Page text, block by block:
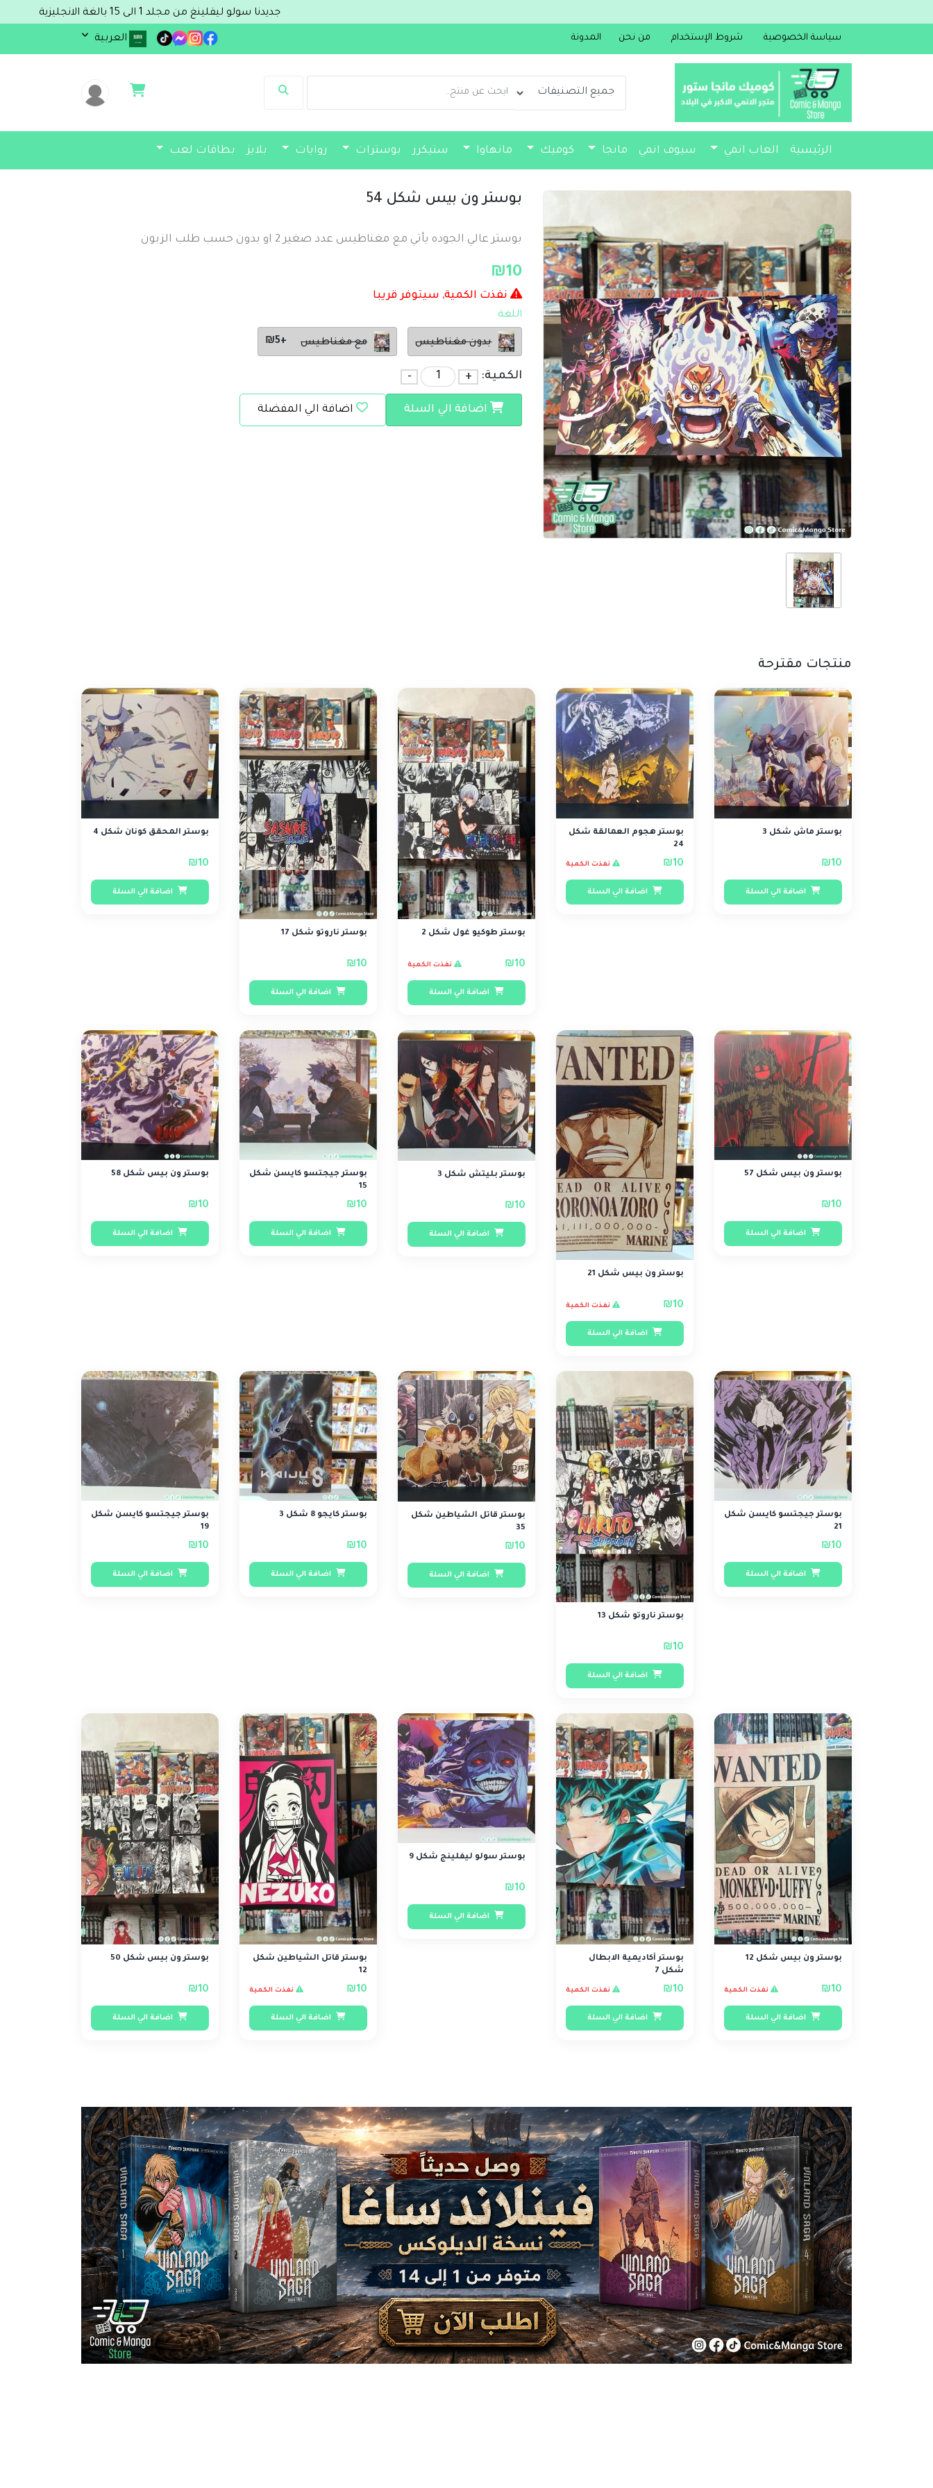
جديدنا سولو ليفلينغ من مجلد 1 الى 15 بالغة الانجليزية
سياسة الخصوصية شروط الإستخدام من نحن المدونة العربية
الرئيسية العاب انمي سيوف انمي مانجا كوميك مانهاوا ستيكرز بوسترات روايات بلايز بطاقات لعب
بوستر ون بيس شكل 54
بوستر عالي الجوده يأتي مع مغناطيس عدد صغير 2 او بدون حسب طلب الزبون
₪10
نفذت الكمية, سيتوفر قريبا
اللغة
بدون مغناطيس مع مغناطيس +₪5
الكمية: +
-
اضافة الي السلة اضافة الي المفضلة
منتجات مقترحة
بوستر ماش شكل 3
₪10
اضافة الي السلة
بوستر هجوم العمالقة شكل
24
₪10 نفذت الكمية
اضافة الي السلة
بوستر طوكيو غول شكل 2
₪10 نفذت الكمية
اضافة الي السلة
بوستر ناروتو شكل 17
₪10
اضافة الي السلة
بوستر المحقق كونان شكل 4
₪10
اضافة الي السلة
بوستر ون بيس شكل 57
₪10
اضافة الي السلة
بوستر ون بيس شكل 21
₪10 نفذت الكمية
اضافة الي السلة
بوستر بليتش شكل 3
₪10
اضافة الي السلة
بوستر جيجتسو كايسن شكل
15
₪10
اضافة الي السلة
بوستر ون بيس شكل 58
₪10
اضافة الي السلة
بوستر جيجتسو كايسن شكل
21
₪10
اضافة الي السلة
بوستر ناروتو شكل 13
₪10
اضافة الي السلة
بوستر قاتل الشياطين شكل
35
₪10
اضافة الي السلة
بوستر كايجو 8 شكل 3
₪10
اضافة الي السلة
بوستر جيجتسو كايسن شكل
19
₪10
اضافة الي السلة
بوستر ون بيس شكل 12
₪10 نفذت الكمية
اضافة الي السلة
بوستر أكاديمية الابطال
شكل 7
₪10 نفذت الكمية
اضافة الي السلة
بوستر سولو ليفلينج شكل 9
₪10
اضافة الي السلة
بوستر قاتل الشياطين شكل
12
₪10 نفذت الكمية
اضافة الي السلة
بوستر ون بيس شكل 50
₪10
اضافة الي السلة